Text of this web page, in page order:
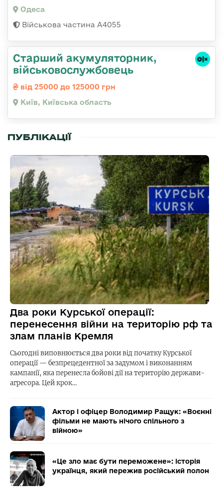
Одеса
Військова частина А4055
Старший акумуляторник,
військовослужбовець
від 25000 до 125000 грн
Київ, Київська область
ПУБЛІКАЦІЇ
Два роки Курської операції:
перенесення війни на територію рф та
злам планів Кремля
Сьогодні виповнюється два роки від початку Курської
операції — безпрецедентної за задумом і виконанням
кампанії, яка перенесла бойові дії на територію держави-
агресора. Цей крок…
Актор і офіцер Володимир Ращук: «Воєнні
фільми не мають нічого спільного з
війною»
«Це зло має бути переможене»: історія
українця, який пережив російський полон